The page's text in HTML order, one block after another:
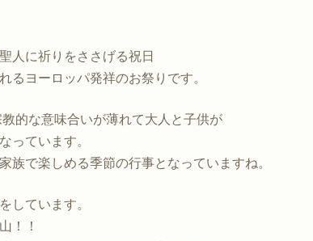
人に祈りをささげる祝日
るヨーロッパ発祥のお祭りです。
的な意味合いが薄れて大人と子供が
っています。
族で楽しめる季節の行事となっていますね。
しています。
！！